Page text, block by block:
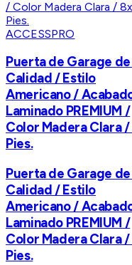
ACCESSPRO
Puerta de Garage
Calidad / Estilo
Americano /
Laminado PREMIUM /
Color Madera Clara
Pies.
Puerta de Garage
Calidad / Estilo
Americano /
Laminado PREMIUM /
Color Madera Clara
Pies.